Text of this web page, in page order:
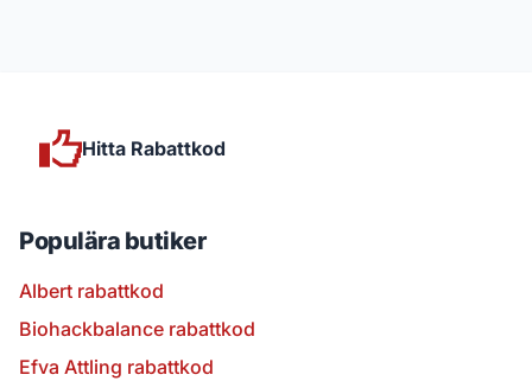
Hitta Rabattkod
Populära butiker
Albert rabattkod
Biohackbalance rabattkod
Efva Attling rabattkod